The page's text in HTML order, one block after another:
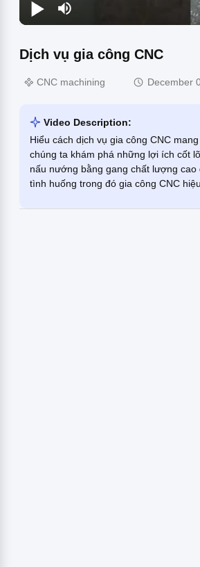
Dịch vụ gia công CNC
CNC machining December
Video Description:
Hiểu cách dịch vụ gia công CNC
chúng ta khám phá những lợi ích cốt
nấu nướng bằng gang chất lượng
tình huống trong đó gia công CNC